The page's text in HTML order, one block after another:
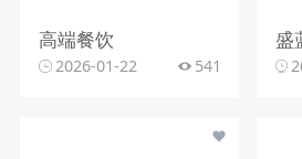
高端餐饮
2026-01-22 541
盛